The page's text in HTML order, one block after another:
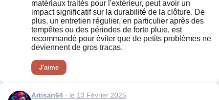
matériaux traités pour l'extérieur, peut avoir un
impact significatif sur la durabilité de la clôture. De
plus, un entretien régulier, en particulier après des
tempêtes ou des périodes de forte pluie, est
recommandé pour éviter que de petits problèmes ne
deviennent de gros tracas.
J'aime
Artisan64 - le 13 Février 2025